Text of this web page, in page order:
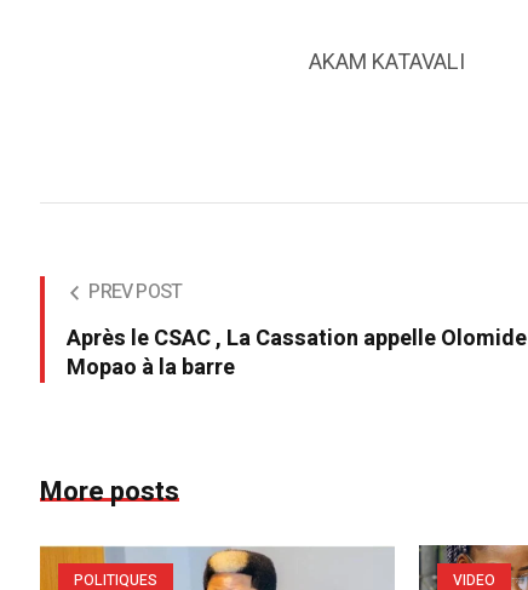
AKAM KATAVALI
PREV POST
Après le CSAC , La Cassation appelle Olomide
Mopao à la barre
More posts
POLITIQUES VIDEO